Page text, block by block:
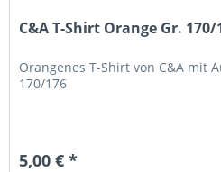
C&A T-Shirt Orange Gr. 170/
Orangenes T-Shirt von C&A mit
170/176
5,00 € *